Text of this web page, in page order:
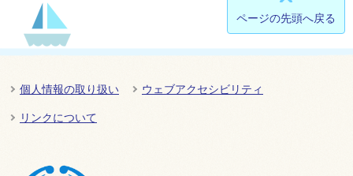
ページの先頭へ戻る
個人情報の取り扱い ウェブアクセシビリティ
リンクについて